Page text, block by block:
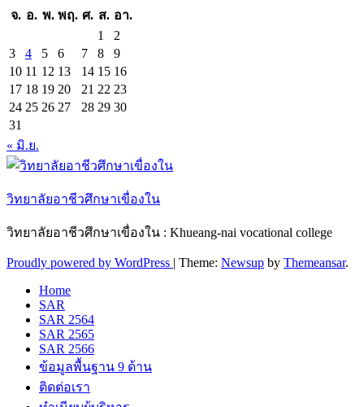
จ. อ. พ. พฤ. ศ. ส. อา.
1
2
3
4 5 6 7 8
9
10 11 12 13 14 15 16
17 18 19 20 21 22 23
24 25 26 27 28 29 30
31
« มิ.ย.
วิทยาลัยอาชีวศึกษาเขื่องใน
วิทยาลัยอาชีวศึกษาเขื่องใน : Khueang-nai vocational college
Proudly powered by WordPress | Theme: Newsup by Themeansar.
Home
SAR
SAR 2564
SAR 2565
SAR 2566
ข้อมูลพื้นฐาน 9 ด้าน
ติดต่อเรา